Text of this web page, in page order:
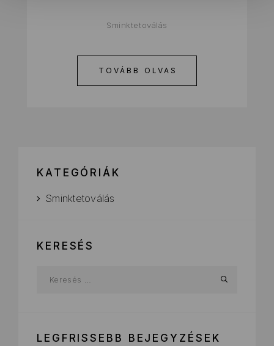
Sminktetoválás
TOVÁBB OLVAS
KATEGÓRIÁK
Sminktetoválás
KERESÉS
LEGFRISSEBB BEJEGYZÉSEK